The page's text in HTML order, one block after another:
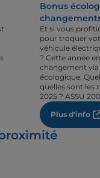
Bonus
Et si vous
pour troquer
véhicule
? Cette année
changement
écologique.
quelles sont les
2025 ? ASSU
Plus d'info